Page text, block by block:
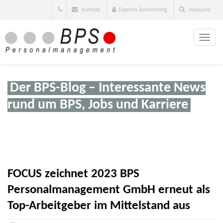
Kontakt Express-Bewerbung Jobsuche
Toggle
Der BPS-Blog – Interessante News
rund um BPS, Jobs und Karriere
FOCUS zeichnet 2023 BPS
Personalmanagement GmbH erneut als
Top-Arbeitgeber im Mittelstand aus